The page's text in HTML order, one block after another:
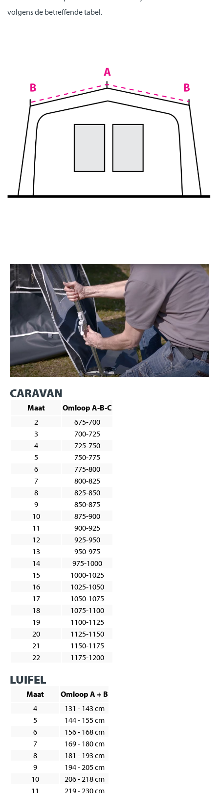
volgens de betreffende tabel.
CARAVAN
Maat
Omloop A-B-C
2
675-700
3
700-725
4
725-750
5
750-775
6
775-800
7
800-825
8
825-850
9
850-875
10
875-900
11
900-925
12
925-950
13
950-975
14
975-1000
15
1000-1025
16
1025-1050
17
1050-1075
18
1075-1100
19
1100-1125
20
1125-1150
21
1150-1175
22
1175-1200
LUIFEL
Maat
Omloop A + B
4
131 - 143 cm
5
144 - 155 cm
6
156 - 168 cm
7
169 - 180 cm
8
181 - 193 cm
9
194 - 205 cm
10
206 - 218 cm
11
219 - 230 cm